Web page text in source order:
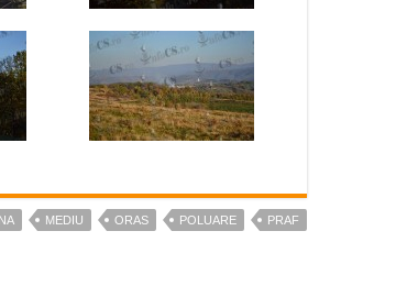
MEDIU ORAS POLUARE
PRAF